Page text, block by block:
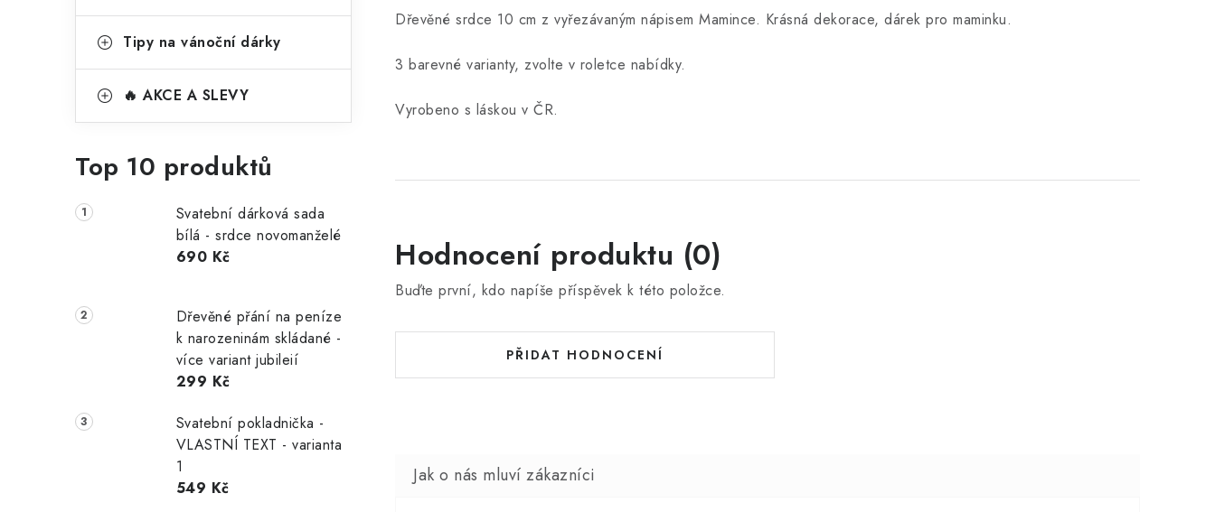
Tipy na vánoční dárky
🔥 AKCE A SLEVY
Top 10 produktů
Svatební dárková sada
bílá - srdce novomanželé
690 Kč
Dřevěné přání na peníze
k narozeninám skládané -
více variant jubileií
299 Kč
Svatební pokladnička -
VLASTNÍ TEXT - varianta
1
549 Kč
Dřevěné srdce 10 cm z vyřezávaným nápisem Mamince. Krásná dekorace, dárek pro maminku.
3 barevné varianty, zvolte v roletce nabídky.
Vyrobeno s láskou v ČR.
Hodnocení produktu (0)
Buďte první, kdo napíše příspěvek k této položce.
PŘIDAT HODNOCENÍ